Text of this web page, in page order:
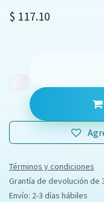
$ 117.10
Términos y condiciones
Grantía de devolución de
Envío: 2-3 días hábiles